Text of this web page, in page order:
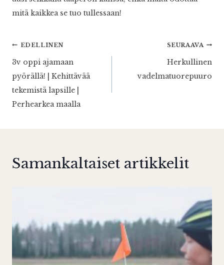
mitä kaikkea se tuo tullessaan!
Artikkelien
selaus
EDELLINEN
3v oppi ajamaan
pyörällä! | Kehittävää
tekemistä lapsille |
Perhearkea maalla
SEURAAVA
Herkullinen
vadelmatuorepuuro
Samankaltaiset artikkelit